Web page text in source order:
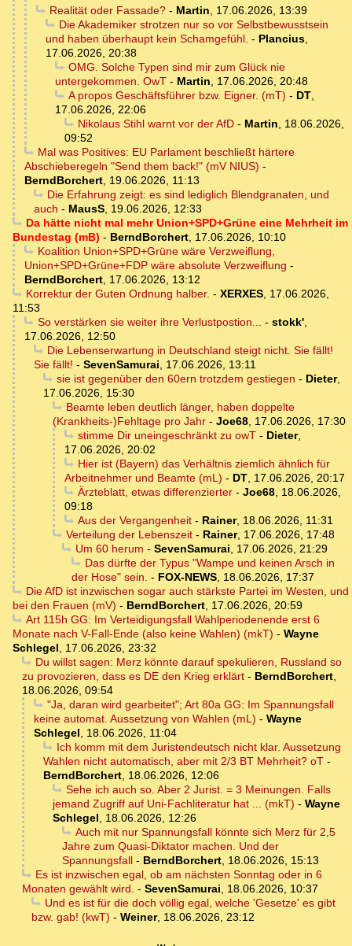
Realität oder Fassade?- Martin
17.06.2026, 13:39
Die Akademiker strotzen nur so vor Selbstbewusstsein
und haben überhaupt kein Schamgefühl. - Plancius
17.06.2026, 20:38
OMG. Solche Typen sind mir zum Glück nie
untergekommen. OwT - Martin
17.06.2026, 20:48
A propos Geschäftsführer bzw. Eigner. (mT) - DT,
17.06.2026, 22:06
Nikolaus Stihl warnt vor der AfD- Martin
18.06.2026,
09:52
Mal was Positives: EU Parlament beschließt härtere
Abschieberegeln "Send them back!" (mV NIUS) -
BerndBorchert 19.06.2026, 11:13
Die Erfahrung zeigt: es sind lediglich Blendgranaten, und
auch - MausS 19.06.2026, 12:33
Da hätte nicht mal mehr Union+SPD+Grüne eine Mehrheit im
Bundestag (mB) - BerndBorchert 17.06.2026, 10:10
Koalition Union+SPD+Grüne wäre Verzweiflung,
Union+SPD+Grüne+FDP wäre absolute Verzweiflung -
BerndBorchert 17.06.2026, 13:12
Korrektur der Guten Ordnung halber. - XERXES, 17.06.2026,
11:53
So verstärken sie weiter ihre Verlustpostion...
- stokk',
17.06.2026, 12:50
Die Lebenserwartung in Deutschland steigt nicht. Sie fällt!
Sie fällt! - SevenSamurai
17.06.2026, 13:11
sie ist gegenüber den 60ern trotzdem gestiegen - Dieter,
17.06.2026, 15:30
Beamte leben deutlich länger, haben doppelte
(Krankheits-)Fehltage pro Jahr - Joe68 17.06.2026, 17:30
stimme Dir uneingeschränkt zu owT- Dieter,
17.06.2026, 20:02
Hier ist (Bayern) das Verhältnis ziemlich ähnlich für
Arbeitnehmer und Beamte (mL) - DT 17.06.2026, 20:17
Ärzteblatt, etwas differenzierter- Joe68, 18.06.2026,
09:18
Aus der Vergangenheit- Rainer, 18.06.2026, 11:31
Verteilung der Lebenszeit- Rainer, 17.06.2026, 17:48
Um 60 herum - SevenSamurai
17.06.2026, 21:29
Das dürfte der Typus "Wampe und keinen Arsch in
der Hose" sein. - FOX-NEWS 18.06.2026, 17:37
Die AfD ist inzwischen sogar auch stärkste Partei im Westen, und
bei den Frauen (mV) - BerndBorchert 17.06.2026, 20:59
Art 115h GG: Im Verteidigungsfall Wahlperiodenende erst 6
Monate nach V-Fall-Ende (also keine Wahlen) (mkT) - Wayne
Schlegel
17.06.2026, 23:32
Du willst sagen: Merz könnte darauf spekulieren, Russland so
zu provozieren, dass es DE den Krieg erklärt - BerndBorchert
18.06.2026, 09:54
"Ja, daran wird gearbeitet"; Art 80a GG: Im Spannungsfall
keine automat. Aussetzung von Wahlen (mL) - Wayne
Schlegel
18.06.2026, 11:04
Ich komm mit dem Juristendeutsch nicht klar. Aussetzung
Wahlen nicht automatisch, aber mit 2/3 BT Mehrheit? oT -
BerndBorchert 18.06.2026, 12:06
Sehe ich auch so. Aber 2 Jurist. = 3 Meinungen. Falls
jemand Zugriff auf Uni-Fachliteratur hat ... (mkT) - Wayne
Schlegel
18.06.2026, 12:26
Auch mit nur Spannungsfall könnte sich Merz für 2,5
Jahre zum Quasi-Diktator machen. Und der
Spannungsfall - BerndBorchert 18.06.2026, 15:13
Es ist inzwischen egal, ob am nächsten Sonntag oder in 6
Monaten gewählt wird. - SevenSamurai
18.06.2026, 10:37
Und es ist für die doch völlig egal, welche 'Gesetze' es gibt
bzw. gab! (kwT) - Weiner, 18.06.2026, 23:12